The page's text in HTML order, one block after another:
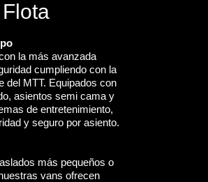
la más avanzada
cumpliendo con la
del MTT. Equipados con
asientos semi cama y
de entretenimiento,
y seguro por asiento.
más pequeños o
vans ofrecen